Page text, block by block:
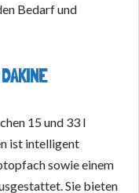
Bedarf und
15 und 33 l
ist intelligent
sowie einem
Sie bieten